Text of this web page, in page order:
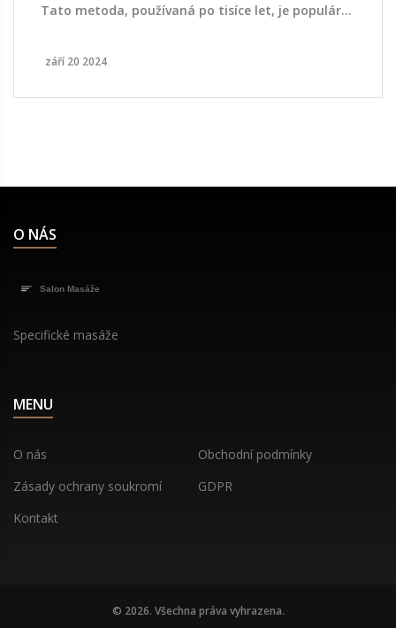
Tato metoda, používaná po tisíce let, je populární
účinky. V tomto článku se dozvíte, jak baňkování
září 20 2024
O NÁS
Specifické masáže
MENU
O nás
Obchodní podmínky
Zásady ochrany soukromí
GDPR
Kontakt
© 2026. Všechna práva vyhrazena.